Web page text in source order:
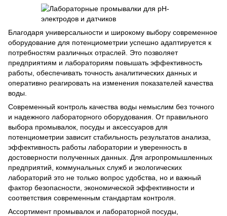
Благодаря универсальности и широкому выбору современное
оборудование для потенциометрии успешно адаптируется к
потребностям различных отраслей. Это позволяет
предприятиям и лабораториям повышать эффективность
работы, обеспечивать точность аналитических данных и
оперативно реагировать на изменения показателей качества
воды.
Современный контроль качества воды немыслим без точного
и надежного лабораторного оборудования. От правильного
выбора промывалок, посуды и аксессуаров для
потенциометрии зависит стабильность результатов анализа,
эффективность работы лаборатории и уверенность в
достоверности полученных данных. Для агропромышленных
предприятий, коммунальных служб и экологических
лабораторий это не только вопрос удобства, но и важный
фактор безопасности, экономической эффективности и
соответствия современным стандартам контроля.
Ассортимент промывалок и лабораторной посуды,